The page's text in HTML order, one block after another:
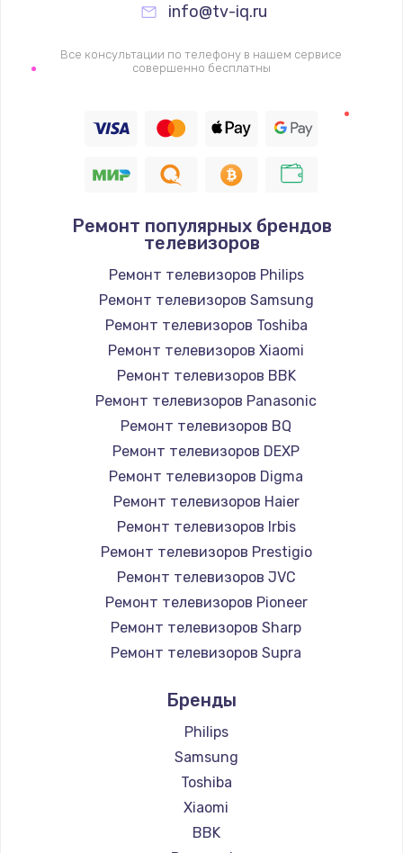
Не работает
1400 руб.
Восстановление цепи питания, пайка
Заказать
Программный ремонт/прошивка
Замена Bluetooth/Wi-Fi модуля
Заказать
Замена картридера
890 руб.
Заказать
Замена микросхемы NFC
1100 руб.
Заказать
Замена шим-контроллера
Заказать
Настройка Wi-Fi
1030 руб.
Заказать
info@tv-iq.ru
Все консультации по телефону в нашем сервисе
совершенно бесплатны
Ремонт популярных брендов
телевизоров
Ремонт телевизоров Philips
Ремонт телевизоров Samsung
Ремонт телевизоров Toshiba
Ремонт телевизоров Xiaomi
Ремонт телевизоров BBK
Ремонт телевизоров Panasonic
Ремонт телевизоров BQ
Ремонт телевизоров DEXP
Ремонт телевизоров Digma
Ремонт телевизоров Haier
Ремонт телевизоров Irbis
Ремонт телевизоров Prestigio
Ремонт телевизоров JVC
Ремонт телевизоров Pioneer
Ремонт телевизоров Sharp
Ремонт телевизоров Supra
Ремонт телевизоров Hisense
Ремонт телевизоров Daewoo
Ремонт телевизоров Centek
Ремонт телевизоров Telefunken
Ремонт телевизоров Hyundai
Ремонт телевизоров Doffler
Бренды
Philips
Samsung
Toshiba
Xiaomi
BBK